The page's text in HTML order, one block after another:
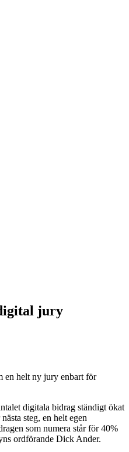
jury
en helt ny jury enbart för
digitala bidrag ständigt ökat
steg, en helt egen
som numera står för 40%
ordförande Dick Ander.